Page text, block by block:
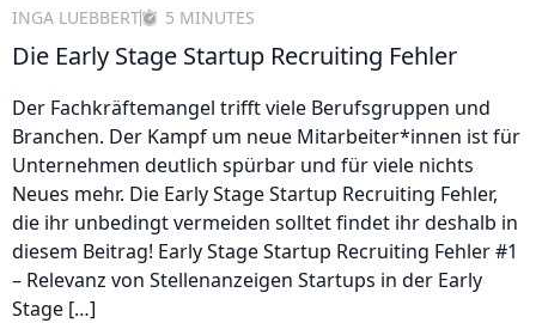
INGA LUEBBERT 5 MINUTES
Die Early Stage Startup Recruiting Fehler
Der Fachkräftemangel trifft viele Berufsgruppen und
Branchen. Der Kampf um neue Mitarbeiter*innen ist für
Unternehmen deutlich spürbar und für viele nichts
Neues mehr. Die Early Stage Startup Recruiting Fehler,
die ihr unbedingt vermeiden solltet findet ihr deshalb in
diesem Beitrag! Early Stage Startup Recruiting Fehler #1
– Relevanz von Stellenanzeigen Startups in der Early
Stage […]